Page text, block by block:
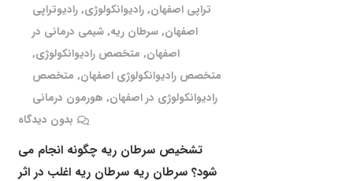
تراپی اصفهان,رادیوانکولوژی,رادیوتراپی
اصفهان,سرطان ریه,شیمی درمانی در
اصفهان, متخصص رادیوانکولوژی,
متخصص رادیوانکولوژی اصفهان, متخصص
رادیوانکولوژی در اصفهان, هورمون درمانی
بدون دیدگاه
تشخیص سرطان ریه چگونه انجام می
شود؟ سرطان ریه سرطان ریه اغلب در اثر